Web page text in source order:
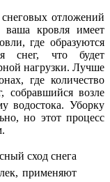
отложений
ваша кровля имеет
где образуются
снег, что будет
нагрузки. Лучше
где количество
собравшийся возле
водостока. Уборку
но этот процесс
сход снега
применяют